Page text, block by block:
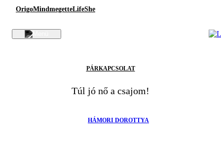
OrigoMindmegetteLifeShe
PÁRKAPCSOLAT
Túl jó nő a csajom!
HÁMORI DOROTTYA